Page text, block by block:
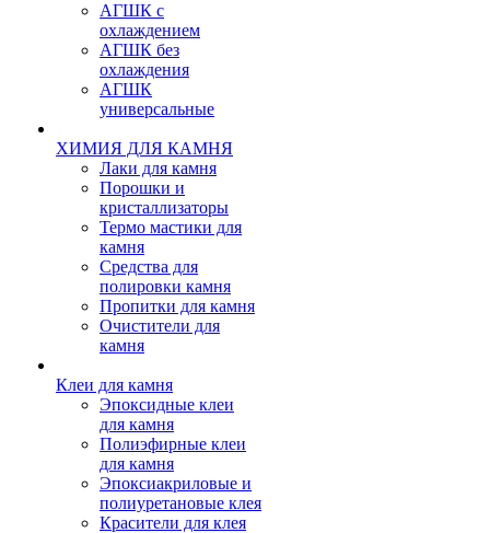
АГШК с
охлаждением
АГШК без
охлаждения
АГШК
универсальные
ХИМИЯ ДЛЯ КАМНЯ
Лаки для камня
Порошки и
кристаллизаторы
Термо мастики для
камня
Средства для
полировки камня
Пропитки для камня
Очистители для
камня
Клеи для камня
Эпоксидные клеи
для камня
Полиэфирные клеи
для камня
Эпоксиакриловые и
полиуретановые клея
Красители для клея